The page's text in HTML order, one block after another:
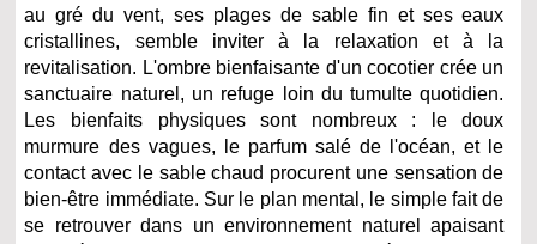
au gré du vent, ses plages de sable fin et ses eaux
cristallines, semble inviter à la relaxation et à la
revitalisation. L'ombre bienfaisante d'un cocotier crée un
sanctuaire naturel, un refuge loin du tumulte quotidien.
Les bienfaits physiques sont nombreux : le doux
murmure des vagues, le parfum salé de l'océan, et le
contact avec le sable chaud procurent une sensation de
bien-être immédiate. Sur le plan mental, le simple fait de
se retrouver dans un environnement naturel apaisant